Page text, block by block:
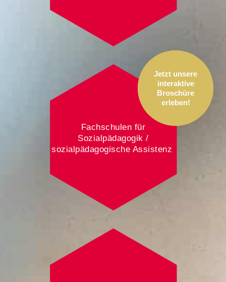
Fachschulen für
Sozialpädagogik /
sozialpädagogische Assistenz
Jetzt unsere
interaktive
Broschüre
erleben!